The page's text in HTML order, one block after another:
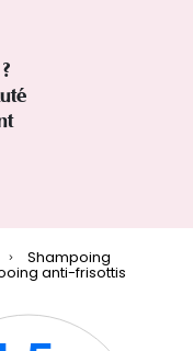
Shampoing
anti-frisottis